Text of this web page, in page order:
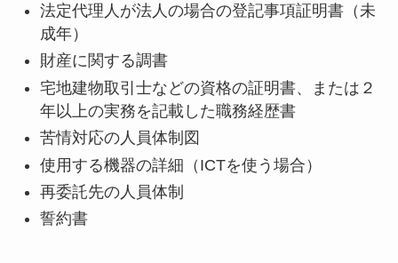
法定代理人が法人の場合の登記事項証明書（未
成年）
財産に関する調書
宅地建物取引士などの資格の証明書、または２
年以上の実務を記載した職務経歴書
苦情対応の人員体制図
使用する機器の詳細（ICTを使う場合）
再委託先の人員体制
誓約書